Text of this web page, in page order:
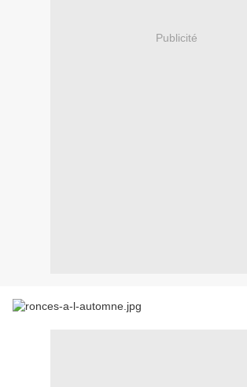
Publicité